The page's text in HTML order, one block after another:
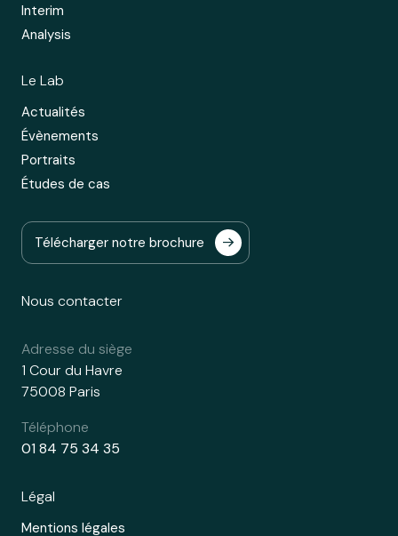
Interim
Analysis
Le Lab
Actualités
Évènements
Portraits
Études de cas
Télécharger notre brochure
Nous contacter
Adresse du siège
1 Cour du Havre
75008 Paris
Téléphone
01 84 75 34 35
Légal
Mentions légales